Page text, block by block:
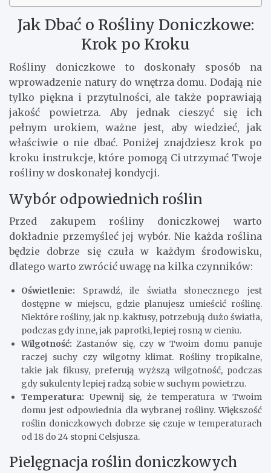
Jak Dbać o Rośliny Doniczkowe:
Krok po Kroku
Rośliny doniczkowe to doskonały sposób na
wprowadzenie natury do wnętrza domu. Dodają nie
tylko piękna i przytulności, ale także poprawiają
jakość powietrza. Aby jednak cieszyć się ich
pełnym urokiem, ważne jest, aby wiedzieć, jak
właściwie o nie dbać. Poniżej znajdziesz krok po
kroku instrukcje, które pomogą Ci utrzymać Twoje
rośliny w doskonałej kondycji.
Wybór odpowiednich roślin
Przed zakupem rośliny doniczkowej warto
dokładnie przemyśleć jej wybór. Nie każda roślina
będzie dobrze się czuła w każdym środowisku,
dlatego warto zwrócić uwagę na kilka czynników:
Oświetlenie: Sprawdź, ile światła słonecznego jest
dostępne w miejscu, gdzie planujesz umieścić roślinę.
Niektóre rośliny, jak np. kaktusy, potrzebują dużo światła,
podczas gdy inne, jak paprotki, lepiej rosną w cieniu.
Wilgotność: Zastanów się, czy w Twoim domu panuje
raczej suchy czy wilgotny klimat. Rośliny tropikalne,
takie jak fikusy, preferują wyższą wilgotność, podczas
gdy sukulenty lepiej radzą sobie w suchym powietrzu.
Temperatura: Upewnij się, że temperatura w Twoim
domu jest odpowiednia dla wybranej rośliny. Większość
roślin doniczkowych dobrze się czuje w temperaturach
od 18 do 24 stopni Celsjusza.
Pielęgnacja roślin doniczkowych